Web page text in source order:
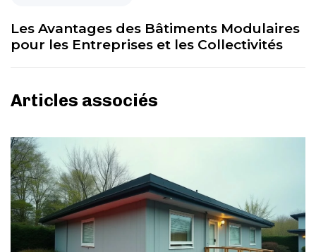
Les Avantages des Bâtiments Modulaires
pour les Entreprises et les Collectivités
Articles associés